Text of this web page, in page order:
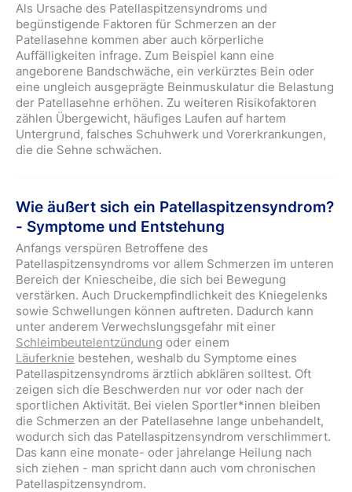
Als Ursache des Patellaspitzensyndroms und
begünstigende Faktoren für Schmerzen an der
Patellasehne kommen aber auch körperliche
Auffälligkeiten infrage. Zum Beispiel kann eine
angeborene Bandschwäche, ein verkürztes Bein oder
eine ungleich ausgeprägte Beinmuskulatur die Belastung
der Patellasehne erhöhen. Zu weiteren Risikofaktoren
zählen Übergewicht, häufiges Laufen auf hartem
Untergrund, falsches Schuhwerk und Vorerkrankungen,
die die Sehne schwächen.
Wie äußert sich ein Patellaspitzensyndrom?
- Symptome und Entstehung
Anfangs verspüren Betroffene des
Patellaspitzensyndroms vor allem Schmerzen im unteren
Bereich der Kniescheibe, die sich bei Bewegung
verstärken. Auch Druckempfindlichkeit des Kniegelenks
sowie Schwellungen können auftreten. Dadurch kann
unter anderem Verwechslungsgefahr mit einer
Schleimbeutelentzündung oder einem
Läuferknie bestehen, weshalb du Symptome eines
Patellaspitzensyndroms ärztlich abklären solltest. Oft
zeigen sich die Beschwerden nur vor oder nach der
sportlichen Aktivität. Bei vielen Sportler*innen bleiben
die Schmerzen an der Patellasehne lange unbehandelt,
wodurch sich das Patellaspitzensyndrom verschlimmert.
Das kann eine monate- oder jahrelange Heilung nach
sich ziehen - man spricht dann auch vom chronischen
Patellaspitzensyndrom.